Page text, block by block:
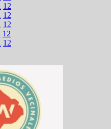
12
12
12
12
12